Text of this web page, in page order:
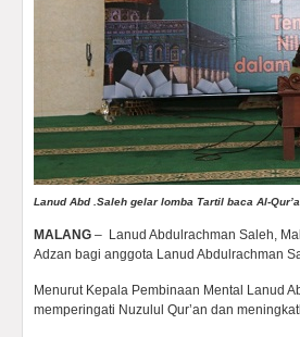
Lanud Abd .Saleh gelar lomba Tartil baca Al-
MALANG – Lanud Abdulrachman Saleh,
Adzan bagi anggota Lanud Abdulrachman
Menurut Kepala Pembinaan Mental Lanud
memperingati Nuzulul Qur’an dan